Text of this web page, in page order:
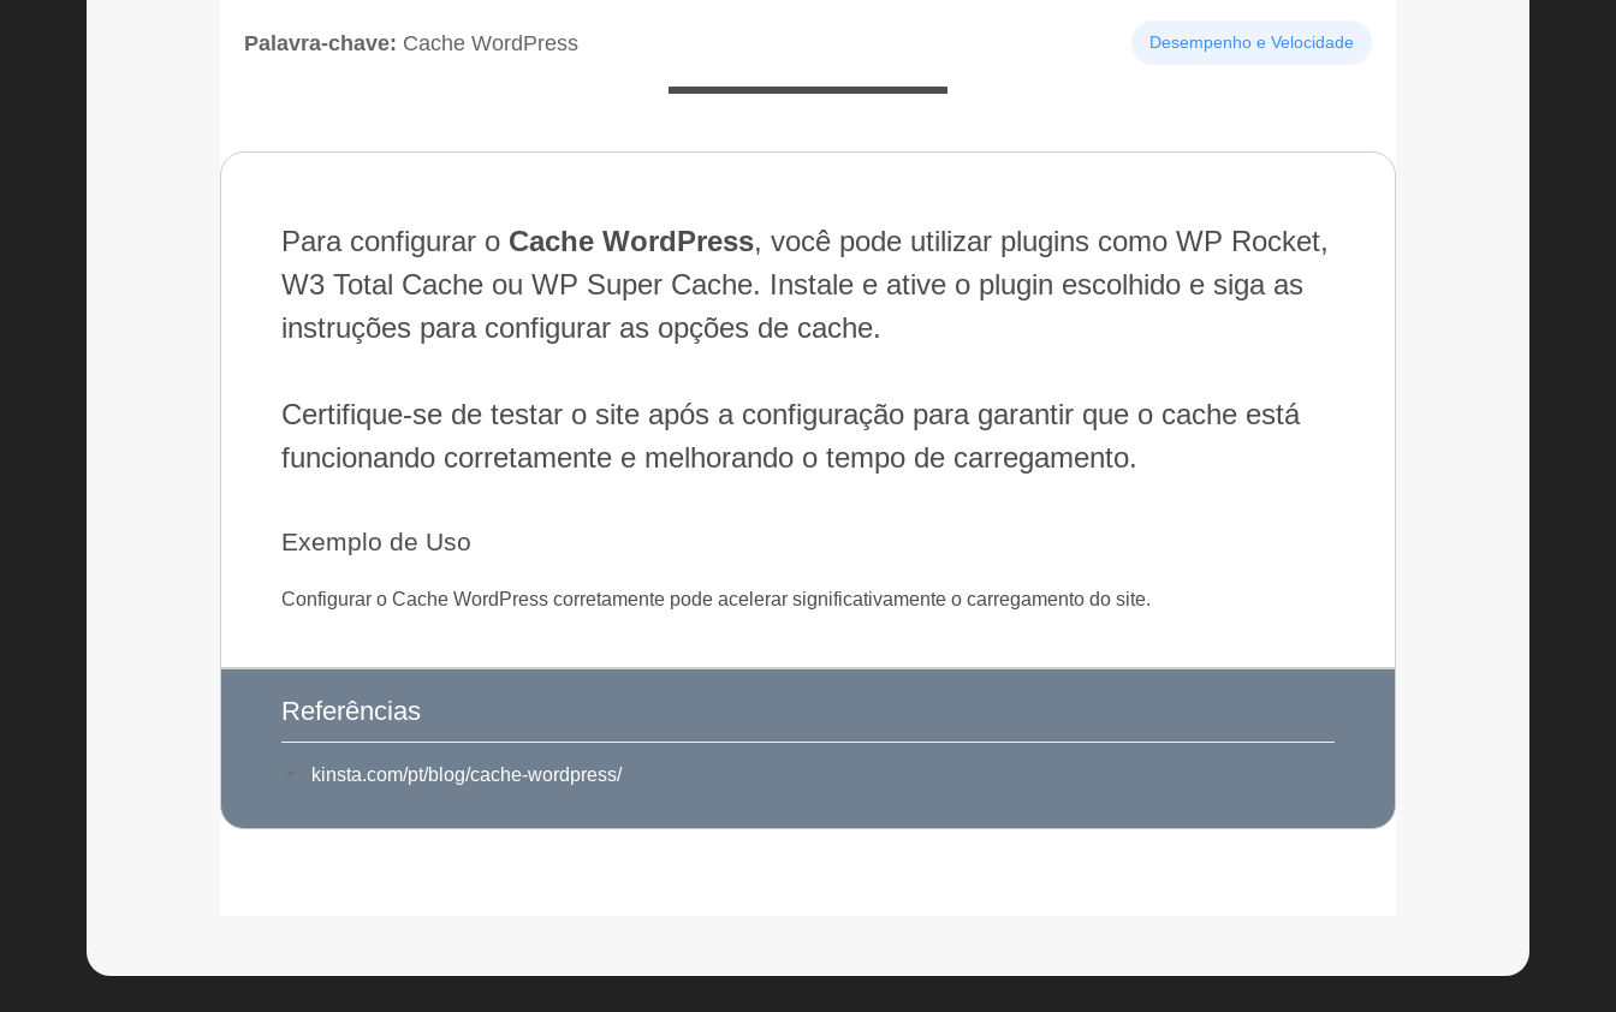
Palavra-chave: Cache WordPress Desempenho e Velocidade
Para configurar o Cache WordPress, você pode utilizar plugins como WP Rocket,
W3 Total Cache ou WP Super Cache. Instale e ative o plugin escolhido e siga as
instruções para configurar as opções de cache.
Certifique-se de testar o site após a configuração para garantir que o cache está
funcionando corretamente e melhorando o tempo de carregamento.
Exemplo de Uso
Configurar o Cache WordPress corretamente pode acelerar significativamente o carregamento do site.
Referências
kinsta.com/pt/blog/cache-wordpress/